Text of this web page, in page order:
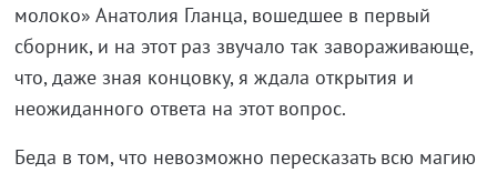
молоко» Анатолия Гланца, вошедшее в первый
сборник, и на этот раз звучало так завораживающе,
что, даже зная концовку, я ждала открытия и
неожиданного ответа на этот вопрос.
Беда в том, что невозможно пересказать всю магию